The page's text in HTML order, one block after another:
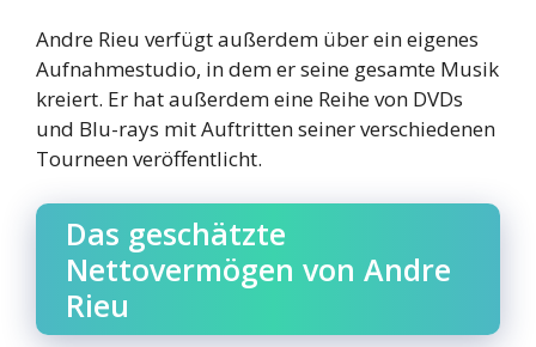
Andre Rieu verfügt außerdem über ein eigenes
Aufnahmestudio, in dem er seine gesamte Musik
kreiert. Er hat außerdem eine Reihe von DVDs
und Blu-rays mit Auftritten seiner verschiedenen
Tourneen veröffentlicht.
Das geschätzte
Nettovermögen von Andre
Rieu